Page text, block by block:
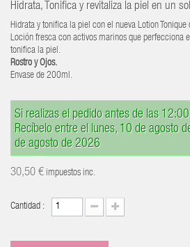
Hidrata, Tonifica y revitaliza la piel en un
Hidrata y tonifica la piel con el nueva Lotion Tonique
Loción fresca con activos marinos que perfecciona
tonifica la piel.
Rostro y Ojos.
Envase de 200ml.
Si realizas el pedido antes de las 12:00
Recíbelo entre el lunes, 10 de agosto
de agosto de 2026
30,50 € impuestos inc.
Cantidad :